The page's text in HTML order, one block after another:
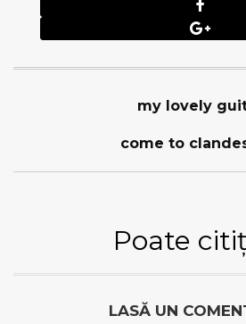
my lovely
come to
Poate
LASĂ UN